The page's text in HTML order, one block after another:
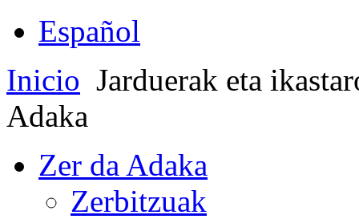
Español
Inicio Jarduerak eta
Adaka
Zer da Adaka
Zerbitzuak